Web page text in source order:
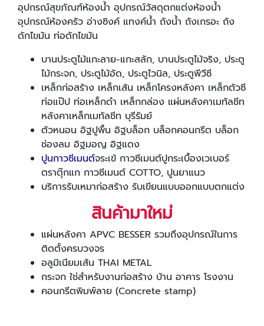
อุปกรณ์สุขภัณฑ์ห้องน้ำ อุปกรณ์วัสดุตกแต่งห้องน้ำ
อุปกรณ์ห้องครัว อ่างซิงค์ แทงค์น้ำ ถังน้ำ ถังเกรอะ ถัง
ดักไขมัน ท่อดักไขมัน
บานประตูไม้แกะลาย-แกะสลัก, บานประตูไม้จริง, ประตู
ไม้กระจก, ประตูไม้อัด, ประตูไวนิล, ประตูพีวีซี
เหล็กก่อสร้าง เหล็กเส้น เหล็กโครงหลังคา เหล็กตัวซี
ท่อแป๊ป ท่อเหล็กดำ เหล็กกล่อง แผ่นหลังคาเมทัลชีท
หลังคาเหล็กเมทัลชีท บุรีรัมย์
ตัวหนอน อิฐปูพื้น อิฐบล็อก บล็อกคอนกรีต บล็อก
ช่องลม อิฐมอญ อิฐแดง
ปูนกาวซีเมนต์จระเข้ กาวซีเมนต์ปูกระเบื้องเวเบอร์
ตราตุ๊กแก กาวซีเมนต์ COTTO, ปูนยาแนว
บริการรับเหมาก่อสร้าง รับเขียนแบบออกแบบตกแต่ง
สินค้ามาใหม่
แผ่นหลังคา APVC BESSER รวมถึงอุปกรณ์ในการ
ติดตั้งครบวงจร
อลูมิเนียมเส้น THAI METAL
กระจก ใช่สำหรับงานก่อสร้าง บ้าน อาคาร โรงงาน
คอนกรีตพิมพ์ลาย (Concrete stamp)